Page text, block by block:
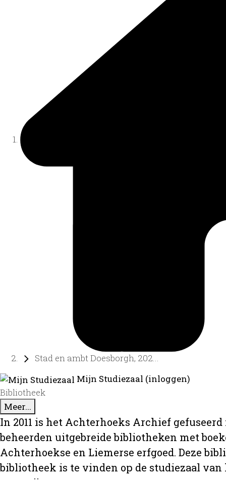
Stad en ambt Doesborgh, 202...
Mijn Studiezaal (inloggen)
Bibliotheek
Meer...
In 2011 is het Achterhoeks Archief
beheerden uitgebreide bibliotheken met
Achterhoekse en Liemerse erfgoed. Deze
bibliotheek is te vinden op de studiezaal